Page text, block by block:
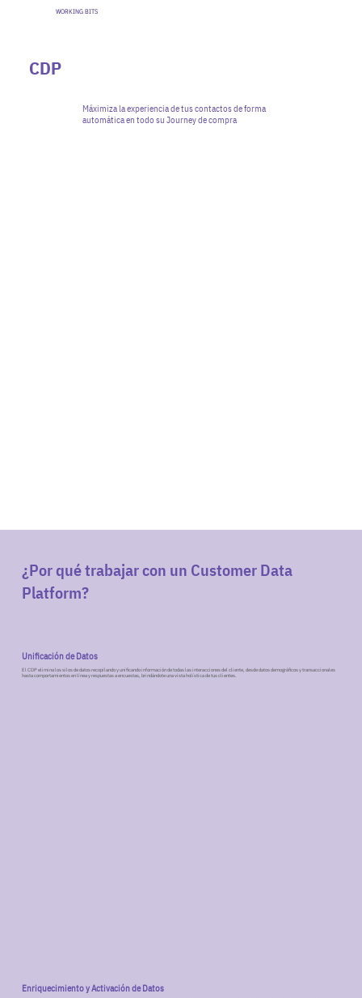
WORKING BITS
¿Por qué trabajar con un Customer Data
Platform?
Unificación de Datos
El CDP elimina los silos de datos recopilando y unificando información de todas las interacciones del cliente, desde datos demográficos y transaccionales
hasta comportamientos en línea y respuestas a encuestas, brindándote una vista holística de tus clientes.
Enriquecimiento y Activación de Datos
CDP
Máximiza la experiencia de tus contactos de forma
automática en todo su Journey de compra